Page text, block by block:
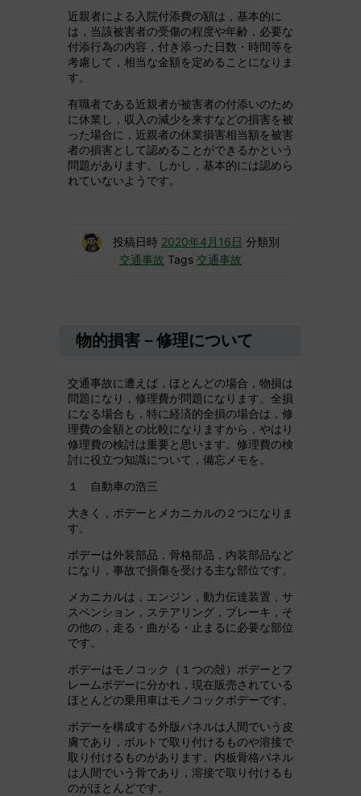
近親者による入院付添費の額は，基本的に
は，当該被害者の受傷の程度や年齢，必要な
付添行為の内容，付き添った日数・時間等を
考慮して，相当な金額を定めることになりま
す。
有職者である近親者が被害者の付添いのため
に休業し，収入の減少を来すなどの損害を被
った場合に，近親者の休業損害相当額を被害
者の損害として認めることができるかという
問題があります。しかし，基本的には認めら
れていないようです。
投稿日時 2020年4月16日 分類別
交通事故 Tags 交通事故
物的損害－修理について
交通事故に遭えば，ほとんどの場合，物損は
問題になり，修理費が問題になります。全損
になる場合も，特に経済的全損の場合は，修
理費の金額との比較になりますから，やはり
修理費の検討は重要と思います。修理費の検
討に役立つ知識について，備忘メモを。
１ 自動車の浩三
大きく，ボデーとメカニカルの２つになりま
す。
ボデーは外装部品，骨格部品，内装部品など
になり，事故で損傷を受ける主な部位です。
メカニカルは，エンジン，動力伝達装置，サ
スペンション，ステアリング，ブレーキ，そ
の他の，走る・曲がる・止まるに必要な部位
です。
ボデーはモノコック（１つの殻）ボデーとフ
レームボデーに分かれ，現在販売されている
ほとんどの乗用車はモノコックボデーです。
ボデーを構成する外版パネルは人間でいう皮
膚であり，ボルトで取り付けるものや溶接で
取り付けるものがあります。内板骨格パネル
は人間でいう骨であり，溶接で取り付けるも
のがほとんどです。